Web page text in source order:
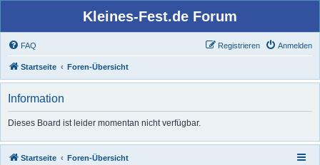
Kleines-Fest.de Forum
FAQ Anmelden
Registrieren
Startseite Foren-Übersicht
Information
Dieses Board ist leider momentan nicht verfügbar.
Startseite Foren-Übersicht